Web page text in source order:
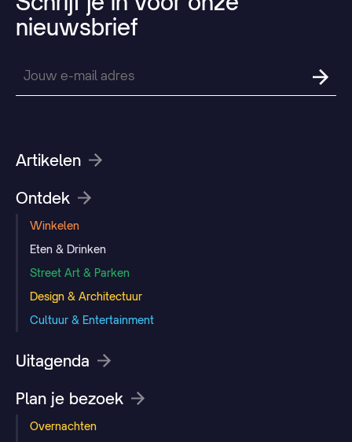
nieuwsbrief
Artikelen
Ontdek
Winkelen
Eten & Drinken
Street Art & Parken
Design & Architectuur
Cultuur & Entertainment
Uitagenda
Plan je bezoek
Overnachten